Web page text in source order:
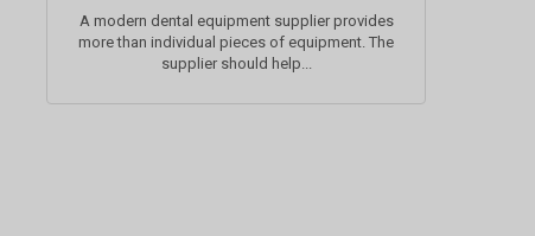
A modern dental equipment supplier provides
more than individual pieces of equipment. The
supplier should help...